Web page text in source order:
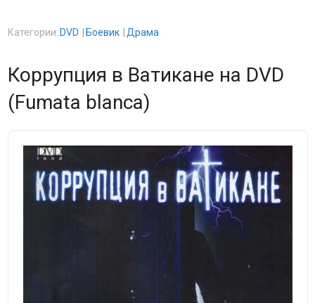
Категории: DVD Боевик Драма
Коррупция в Ватикане на DVD
(Fumata blanca)